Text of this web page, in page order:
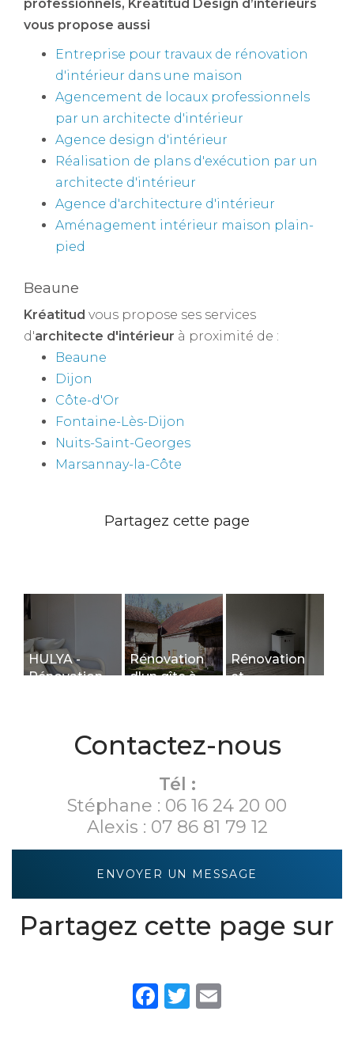
professionnels, Kréatitud Design d’intérieurs
vous propose aussi
Entreprise pour travaux de rénovation
d'intérieur dans une maison
Agencement de locaux professionnels
par un architecte d'intérieur
Agence design d'intérieur
Réalisation de plans d'exécution par un
architecte d'intérieur
Agence d'architecture d'intérieur
Aménagement intérieur maison plain-
pied
Beaune
Kréatitud vous propose ses services
d'architecte d'intérieur à proximité de :
Beaune
Dijon
Côte-d'Or
Fontaine-Lès-Dijon
Nuits-Saint-Georges
Marsannay-la-Côte
HULYA -
Rénovation
Rénovation
d'un gîte à
- LA GRANGE
Rénovation
et
Dijon
Contactez-nous
Tél :
Stéphane : 06 16 24 20 00
Alexis : 07 86 81 79 12
ENVOYER UN MESSAGE
Partagez cette page sur
Facebook
Twitter